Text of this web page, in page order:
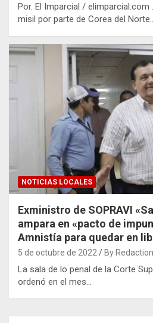
Por. El Imparcial / elimparcial.com
misil por parte de Corea del
NOTICIAS LOCALES
Exministro de SOPRAVI
ampara en «pacto de
Amnistía para quedar en
5 de octubre de 2022 By Redaction
La sala de lo penal de la Corte
ordenó en el mes…